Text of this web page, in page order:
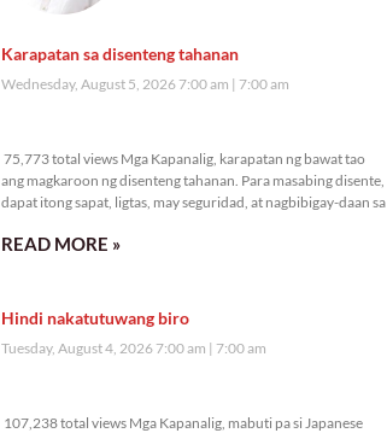
Karapatan sa disenteng tahanan
Wednesday, August 5, 2026 7:00 am 7:00 am
75,773 total views Mga Kapanalig, karapatan ng bawat tao
ang magkaroon ng disenteng tahanan. Para masabing disente,
dapat itong sapat, ligtas, may seguridad, at nagbibigay-daan sa
READ MORE »
Hindi nakatutuwang biro
Tuesday, August 4, 2026 7:00 am 7:00 am
107,238 total views Mga Kapanalig, mabuti pa si Japanese